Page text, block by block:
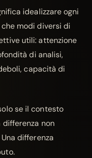
idealizzare ogni
modi diversi di
utili: attenzione
di analisi,
capacità di
se il contesto
non
differenza